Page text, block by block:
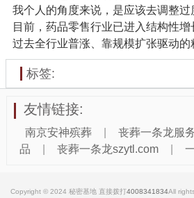
我个人的角度来说，是应该去调整过
目前，药品零售行业已进入结构性
过去全行业普涨、靠规模扩张驱动的
标签:
友情链接:
南京安神殡葬 丧葬一条龙服
品
丧葬一条龙szytl.com
Copyright © 2024 秘密基地 直接拨打4008341834All